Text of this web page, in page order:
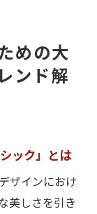
めの大
ンド解
ック」とは
ザインにおけ
美しさを引き